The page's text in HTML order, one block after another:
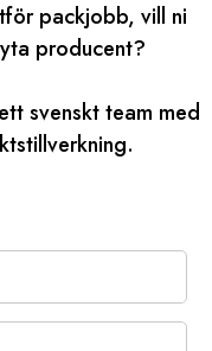
packjobb, vill ni
producent?
svenskt team med